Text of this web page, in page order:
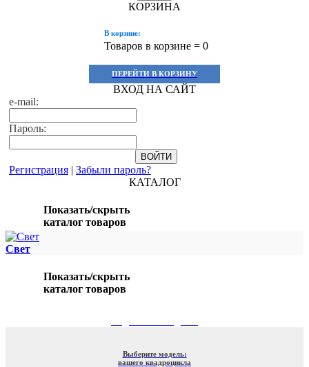
КОРЗИНА
В корзине:
Товаров в корзине = 0
ПЕРЕЙТИ В КОРЗИНУ
ВХОД НА САЙТ
e-mail:
Пароль:
Регистрация | Забыли пароль?
КАТАЛОГ
Показать/скрыть
каталог товаров
Свет
Показать/скрыть
каталог товаров
Выберите модель:
вашего квадроцикла